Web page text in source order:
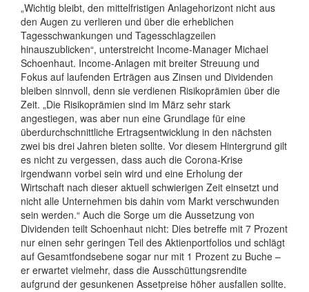
„Wichtig bleibt, den mittelfristigen Anlagehorizont nicht aus
den Augen zu verlieren und über die erheblichen
Tagesschwankungen und Tagesschlagzeilen
hinauszublicken“, unterstreicht Income-Manager Michael
Schoenhaut. Income-Anlagen mit breiter Streuung und
Fokus auf laufenden Erträgen aus Zinsen und Dividenden
bleiben sinnvoll, denn sie verdienen Risikoprämien über die
Zeit. „Die Risikoprämien sind im März sehr stark
angestiegen, was aber nun eine Grundlage für eine
überdurchschnittliche Ertragsentwicklung in den nächsten
zwei bis drei Jahren bieten sollte. Vor diesem Hintergrund gilt
es nicht zu vergessen, dass auch die Corona-Krise
irgendwann vorbei sein wird und eine Erholung der
Wirtschaft nach dieser aktuell schwierigen Zeit einsetzt und
nicht alle Unternehmen bis dahin vom Markt verschwunden
sein werden.“ Auch die Sorge um die Aussetzung von
Dividenden teilt Schoenhaut nicht: Dies betreffe mit 7 Prozent
nur einen sehr geringen Teil des Aktienportfolios und schlägt
auf Gesamtfondsebene sogar nur mit 1 Prozent zu Buche –
er erwartet vielmehr, dass die Ausschüttungsrendite
aufgrund der gesunkenen Assetpreise höher ausfallen sollte.